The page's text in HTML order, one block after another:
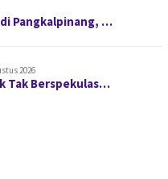
di Pangkalpinang, …
2026
Tak Berspekulas…